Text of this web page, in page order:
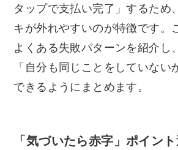
タップで支払い完了」するため
キが外れやすいのが特徴です。
よくある失敗パターンを紹介し
「自分も同じことをしていない
できるようにまとめます。
「気づいたら赤字」ポイン